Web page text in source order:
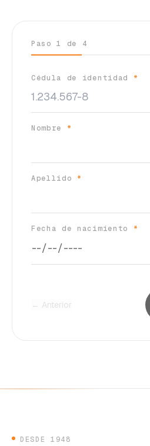
Paso1 de 4
Cédula de identidad *
Nombre *
Apellido *
Fecha de nacimiento *
← Anterior
DESDE 1948